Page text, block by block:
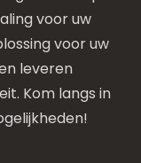
voor uw
voor uw
leveren
Kom langs in